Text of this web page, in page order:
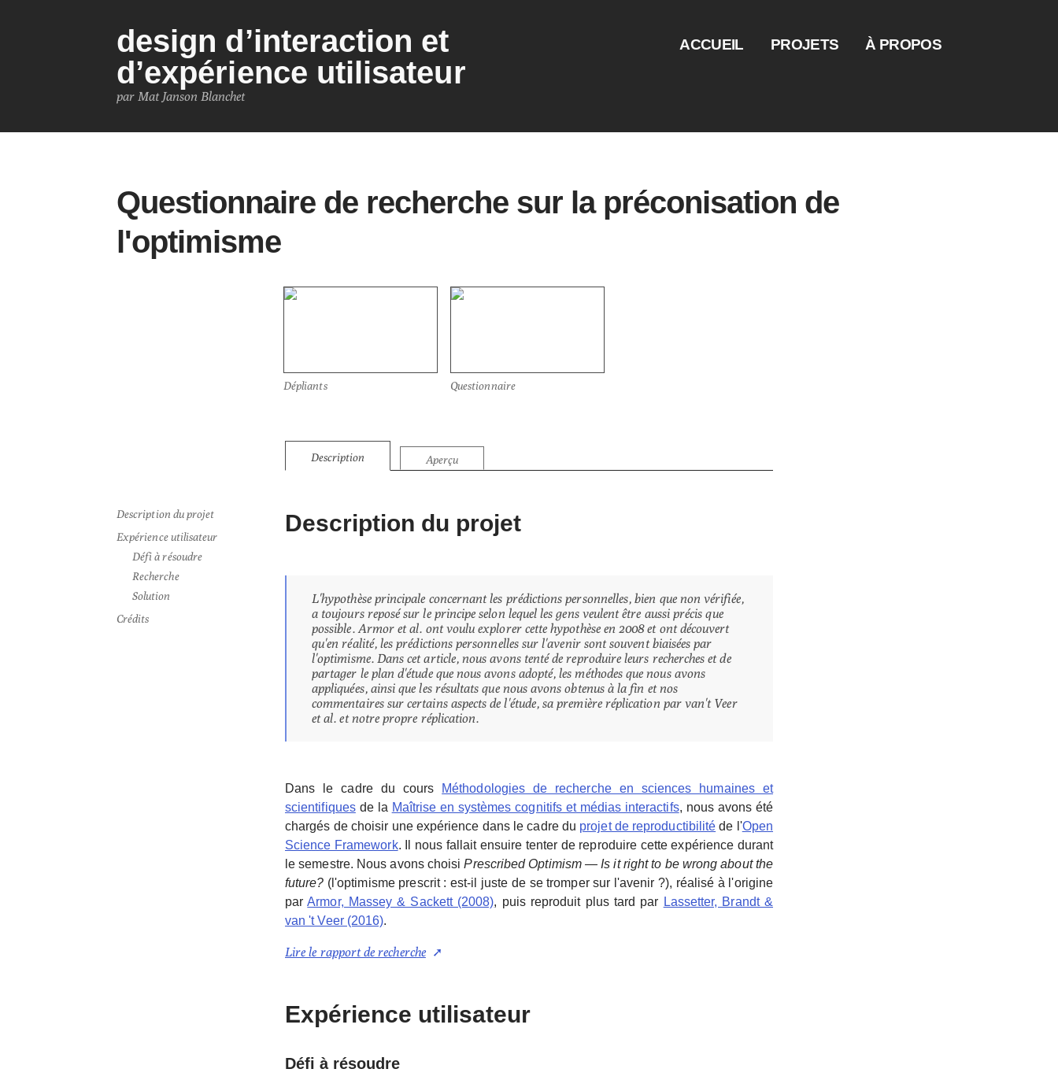
design d’interaction et
d’expérience utilisateur
par Mat Janson Blanchet
ACCUEIL PROJETS À PROPOS
Questionnaire de recherche sur la préconisation de
l'optimisme
Dépliants Questionnaire
Description du projet
Expérience utilisateur
Défi à résoudre
Recherche
Solution
Crédits
Description Aperçu
Description du projet
L'hypothèse principale concernant les prédictions personnelles, bien que non vérifiée,
a toujours reposé sur le principe selon lequel les gens veulent être aussi précis que
possible. Armor et al. ont voulu explorer cette hypothèse en 2008 et ont découvert
qu'en réalité, les prédictions personnelles sur l'avenir sont souvent biaisées par
l'optimisme. Dans cet article, nous avons tenté de reproduire leurs recherches et de
partager le plan d'étude que nous avons adopté, les méthodes que nous avons
appliquées, ainsi que les résultats que nous avons obtenus à la fin et nos
commentaires sur certains aspects de l'étude, sa première réplication par van't Veer
et al. et notre propre réplication.
Dans le cadre du cours
Méthodologies de recherche en sciences humaines et
scientifiquesde la Maîtrise en systèmes cognitifs et médias interactifs, nous avons été
chargés de choisir une expérience dans le cadre du projet de reproductibilité de l'Open
Science Framework. Il nous fallait ensuire tenter de reproduire cette expérience durant
le semestre. Nous avons choisiPrescribed Optimism — Is it right to be wrong about the
future? (l'optimisme prescrit : est-il juste de se tromper sur l'avenir ?), réalisé à l'origine
parArmor, Massey & Sackett (2008), puis reproduit plus tard par Lassetter, Brandt &
van 't Veer (2016).
Lire le rapport de recherche
Expérience utilisateur
Défi à résoudre